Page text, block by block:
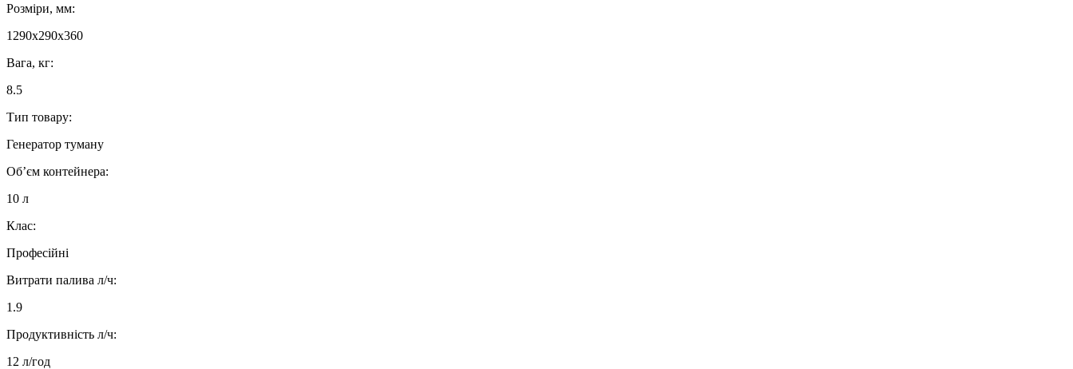
Розміри, мм:
1290x290x360
Вага, кг:
8.5
Тип товару:
Генератор туману
Об’єм контейнера:
10 л
Клас:
Професійні
Витрати палива л/ч:
1.9
Продуктивність л/ч:
12 л/год